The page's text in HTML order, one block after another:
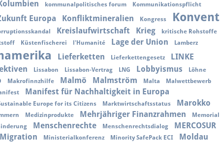
kommunalpolitisches forum Kommunikationspflicht
Europa Konfliktmineralien Kongress Konvent
Kreislaufwirtschaft Krieg
kritische Rohstoffe
Küstenfischerei l'Humanité Lage der Union Lamberz
Lieferketten Lieferkettengesetz
LINKE
Lissabon Lissabon-Vertrag LNG Lobbyismus Löhne
Makrofinnzhilfe Malmö Malmström Malta
Malwettbewerb
Manifest für Nachhaltigkeit in Europa
Europe for its Citizens Marktwirtschaftsstatus Marokko
Medizinprodukte Mehrjähriger Finanzrahmen
Memorial
Menschenrechte Menschenrechtsdialog MERCOSUR
Migration Ministerialkonferenz Minority SafePack ECI
Moldau